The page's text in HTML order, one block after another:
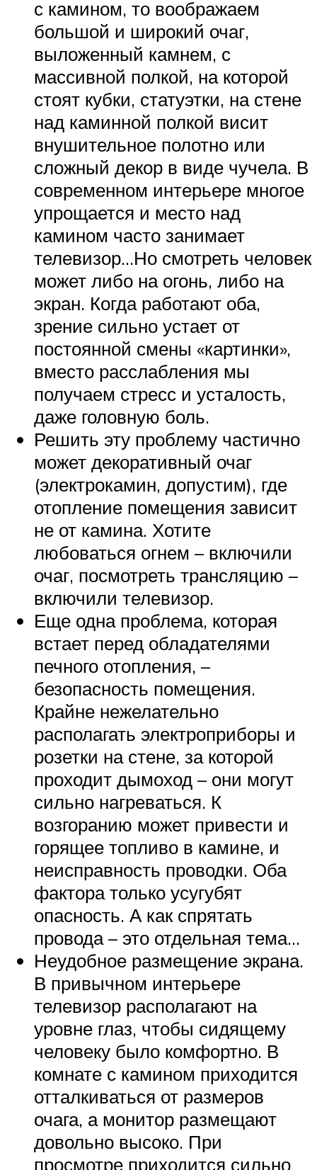
с камином, то воображаем
большой и широкий очаг,
выложенный камнем, с
массивной полкой, на которой
стоят кубки, статуэтки, на стене
над каминной полкой висит
внушительное полотно или
сложный декор в виде чучела. В
современном интерьере многое
упрощается и место над
камином часто занимает
телевизор…Но смотреть человек
может либо на огонь, либо на
экран. Когда работают оба,
зрение сильно устает от
постоянной смены «картинки»,
вместо расслабления мы
получаем стресс и усталость,
даже головную боль.
Решить эту проблему частично
может декоративный очаг
(электрокамин, допустим), где
отопление помещения зависит
не от камина. Хотите
любоваться огнем – включили
очаг, посмотреть трансляцию –
включили телевизор.
Еще одна проблема, которая
встает перед обладателями
печного отопления, –
безопасность помещения.
Крайне нежелательно
располагать электроприборы и
розетки на стене, за которой
проходит дымоход – они могут
сильно нагреваться. К
возгоранию может привести и
горящее топливо в камине, и
неисправность проводки. Оба
фактора только усугубят
опасность. А как спрятать
провода – это отдельная тема…
Неудобное размещение экрана.
В привычном интерьере
телевизор располагают на
уровне глаз, чтобы сидящему
человеку было комфортно. В
комнате с камином приходится
отталкиваться от размеров
очага, а монитор размещают
довольно высоко. При
просмотре приходится сильно